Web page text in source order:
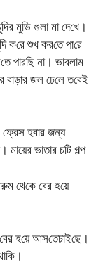
মু‌ভি গুলা মা দে‌খে।
ক‌রে শুখ কর‌তে পা‌রে
পার‌ছি না। ভাবলাম
বাড়ার জল ঢে‌লে ত‌বেই
ফ্রেস হবার জন্য
ভাতার চটি গল্প
থে‌কে বের হ‌য়ে
হ‌য়ে আস‌তেচাই‌ছে।